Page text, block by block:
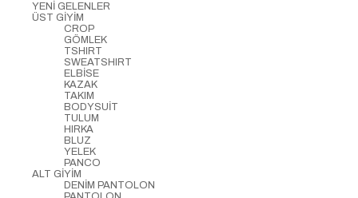
YENİ GELENLER
ÜST GİYİM
CROP
GÖMLEK
TSHIRT
SWEATSHIRT
ELBİSE
KAZAK
TAKIM
BODYSUİT
TULUM
HIRKA
BLUZ
YELEK
PANCO
ALT GİYİM
DENİM PANTOLON